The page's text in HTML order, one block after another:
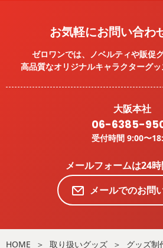
お気軽にお問い合わ
ゼロワンでは、ノベルティや販促
高品質なオリジナルキャラクターグ
大阪本社
06-6385-
受付時間 9:00〜
メールフォームは24
メールでのお問
HOME 取り扱いグッズ
グッズ制